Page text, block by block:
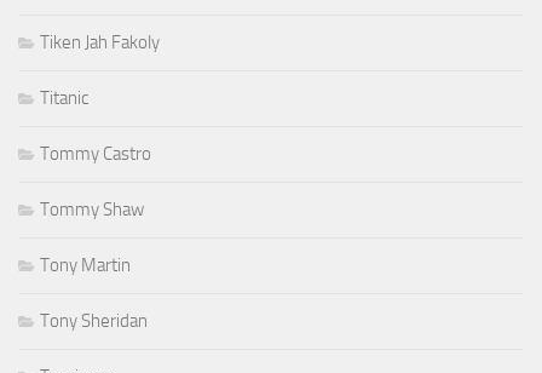
Tiken Jah Fakoly
Titanic
Tommy Castro
Tommy Shaw
Tony Martin
Tony Sheridan